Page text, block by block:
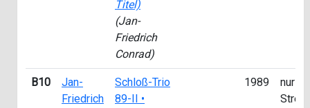
Titel)
(Jan-
Friedrich
Conrad)
B10
Jan-
Friedrich
Schloß-Trio
89-II •
1989
nur für